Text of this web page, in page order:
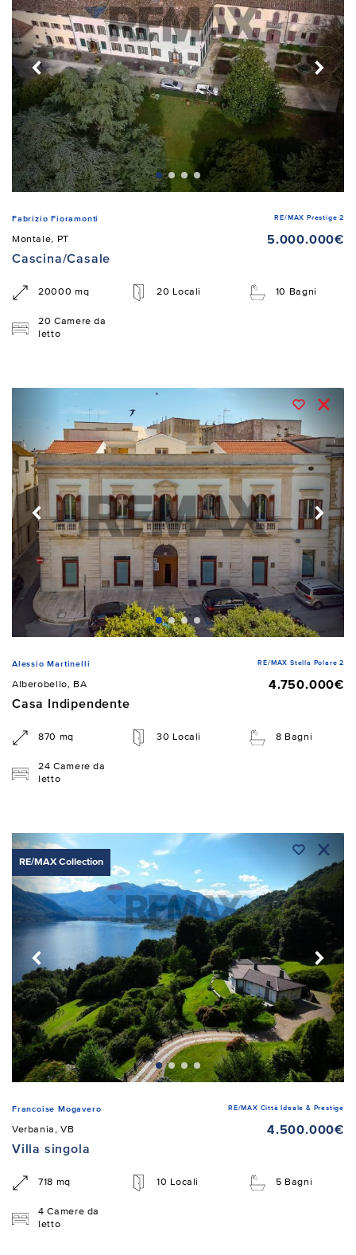
Fabrizio Fioramonti RE/MAX Prestige 2
Montale, PT
5.000.000€
Cascina/Casale
20000 mq 20 Locali 10 Bagni
20 Camere da
letto
Alessio Martinelli RE/MAX Stella Polare 2
Alberobello, BA
4.750.000€
Casa Indipendente
870 mq 30 Locali 8 Bagni
24 Camere da
letto
RE/MAX Collection
Francoise Mogavero RE/MAX Città Ideale & Prestige
Verbania, VB
4.500.000€
Villa singola
718 mq 10 Locali 5 Bagni
4 Camere da
letto